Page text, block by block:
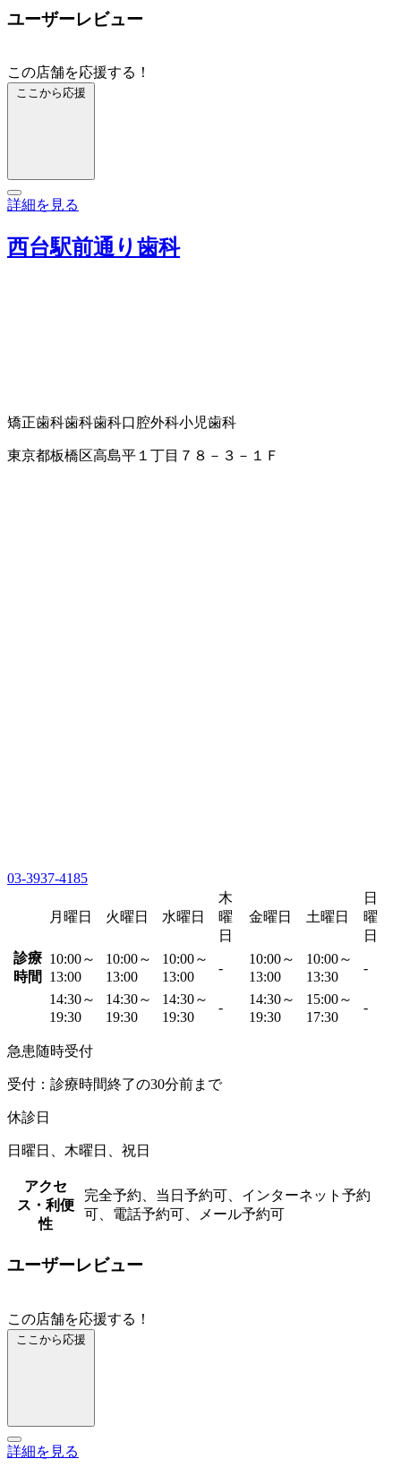
ユーザーレビュー
この店舗を応援する！
ここから応援
詳細を見る
西台駅前通り歯科
矯正歯科歯科歯科口腔外科小児歯科
東京都板橋区高島平１丁目７８－３－１Ｆ
03-3937-4185
月曜日 火曜日 水曜日
木
曜
日
金曜日 土曜日
日
曜
日
診療
時間
10:00～
13:00
10:00～
13:00
10:00～
13:00
-
10:00～
13:00
10:00～
13:30
-
14:30～
19:30
14:30～
19:30
14:30～
19:30
-
14:30～
19:30
15:00～
17:30
-
急患随時受付
受付：診療時間終了の30分前まで
休診日
日曜日、木曜日、祝日
アクセ
ス・利便
性
完全予約、当日予約可、インターネット予約
可、電話予約可、メール予約可
ユーザーレビュー
この店舗を応援する！
ここから応援
詳細を見る